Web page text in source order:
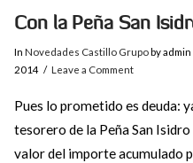
Con la Peña San
In Novedades Castillo Grupoby admin
2014
Leave a Comment
Pues lo prometido es deuda:
tesorero de la Peña San
valor del importe acumulado